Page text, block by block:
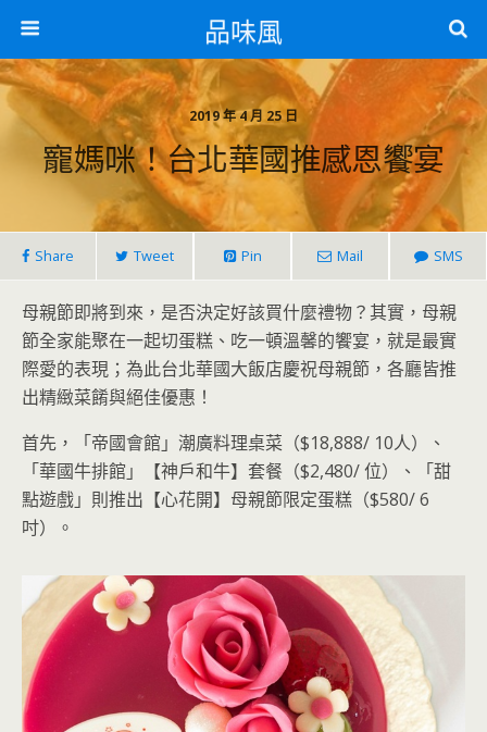
品味風
2019 年 4 月 25 日
寵媽咪！台北華國推感恩饗宴
Share Tweet Pin Mail SMS
母親節即將到來，是否決定好該買什麼禮物？其實，母親
節全家能聚在一起切蛋糕、吃一頓溫馨的饗宴，就是最實
際愛的表現；為此台北華國大飯店慶祝母親節，各廳皆推
出精緻菜餚與絕佳優惠！
首先，「帝國會館」潮廣料理桌菜（$18,888/ 10人）、
「華國牛排館」【神戶和牛】套餐（$2,480/ 位）、「甜
點遊戲」則推出【心花開】母親節限定蛋糕（$580/ 6
吋）。